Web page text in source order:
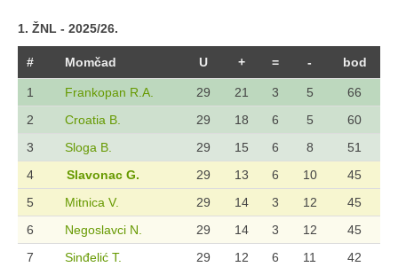
1. ŽNL - 2025/26.
# Momčad U + = - bod
1 Frankopan R.A. 29 21 3 5
66
2
Croatia B. 29 18 6 5
60
3
Sloga B. 29 15 6 8
51
4
Slavonac G. 29 13 6 10
45
5
Mitnica V. 29 14 3 12
45
6
Negoslavci N. 29 14 3 12
45
7
Sinđelić T. 29 12 6 11
42